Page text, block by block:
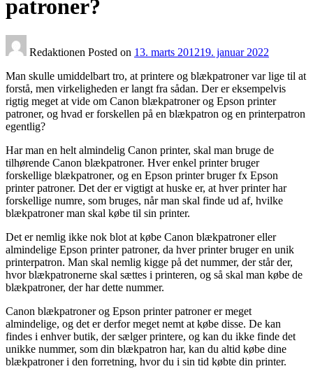
patroner?
Redaktionen Posted on 13. marts 201219. januar 2022
Man skulle umiddelbart tro, at printere og blækpatroner var lige til at
forstå, men virkeligheden er langt fra sådan. Der er eksempelvis
rigtig meget at vide om Canon blækpatroner og Epson printer
patroner, og hvad er forskellen på en blækpatron og en printerpatron
egentlig?
Har man en helt almindelig Canon printer, skal man bruge de
tilhørende Canon blækpatroner. Hver enkel printer bruger
forskellige blækpatroner, og en Epson printer bruger fx Epson
printer patroner. Det der er vigtigt at huske er, at hver printer har
forskellige numre, som bruges, når man skal finde ud af, hvilke
blækpatroner man skal købe til sin printer.
Det er nemlig ikke nok blot at købe Canon blækpatroner eller
almindelige Epson printer patroner, da hver printer bruger en unik
printerpatron. Man skal nemlig kigge på det nummer, der står der,
hvor blækpatronerne skal sættes i printeren, og så skal man købe de
blækpatroner, der har dette nummer.
Canon blækpatroner og Epson printer patroner er meget
almindelige, og det er derfor meget nemt at købe disse. De kan
findes i enhver butik, der sælger printere, og kan du ikke finde det
unikke nummer, som din blækpatron har, kan du altid købe dine
blækpatroner i den forretning, hvor du i sin tid købte din printer.